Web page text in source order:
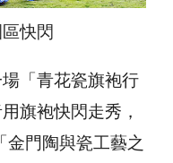
快閃
「青花瓷旗袍行
旗袍快閃走秀，
門陶與瓷工藝之